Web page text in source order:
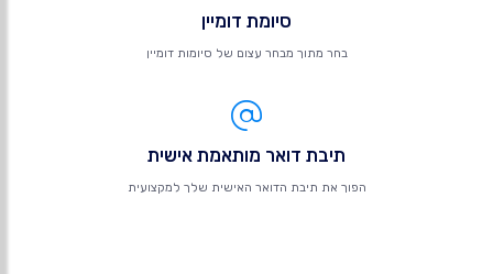
סיומת דומיין
בחר מתוך מבחר עצום של סיומות דומיין
תיבת דואר מותאמת אישית
הפוך את תיבת הדואר האישית שלך למקצועית